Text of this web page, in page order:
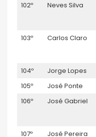
102º
Neves Silva
103º Carlos Claro
104º Jorge Lopes
105º
José Ponte
106º
José Gabriel
107º José Pereira